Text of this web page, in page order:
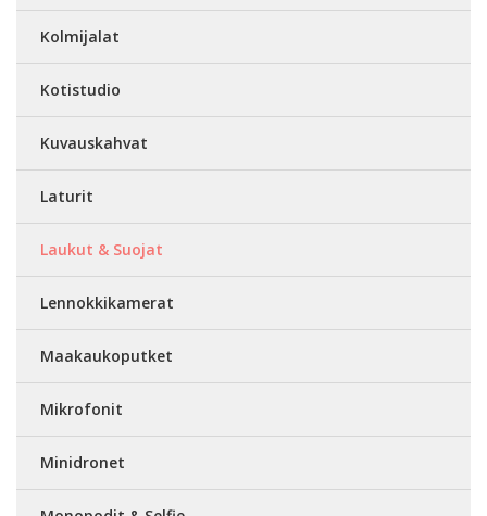
Kolmijalat
Kotistudio
Kuvauskahvat
Laturit
Laukut & Suojat
Lennokkikamerat
Maakaukoputket
Mikrofonit
Minidronet